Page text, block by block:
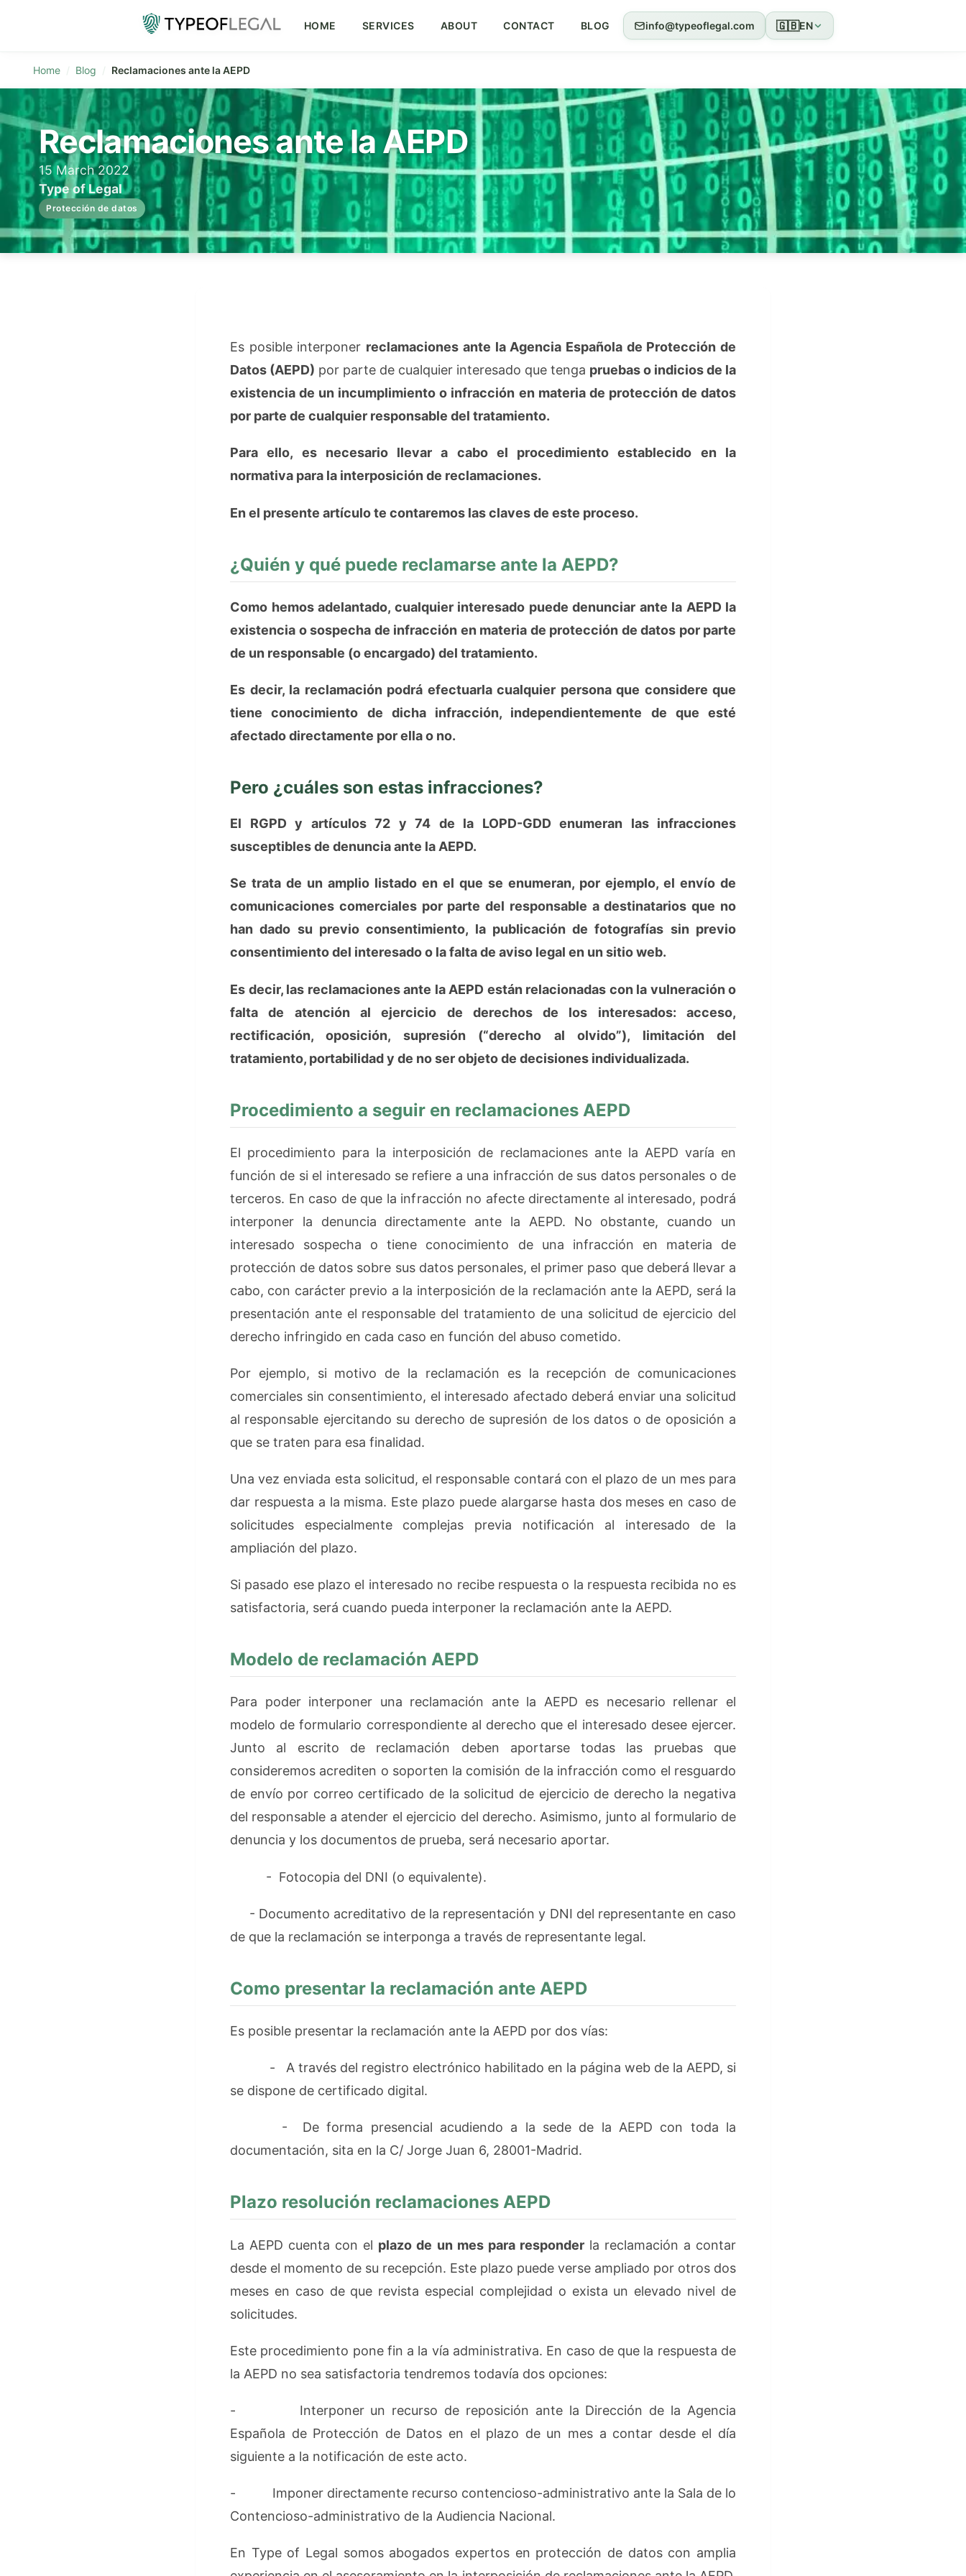
HOME SERVICES ABOUT CONTACT BLOG info@typeoflegal.com 🇬🇧EN
Home Blog Reclamaciones ante la AEPD
Reclamaciones ante la AEPD
15 March 2022
Type of Legal
Protección de datos
Es posible interponer reclamaciones ante la Agencia Española de Protección de
Datos (AEPD) por parte de cualquier interesado que tenga pruebas o indicios de la
existencia de un incumplimiento o infracción en materia de protección de datos
por parte de cualquier responsable del tratamiento.
Para ello, es necesario llevar a cabo el procedimiento establecido en la
normativa para la interposición de reclamaciones.
En el presente artículo te contaremos las claves de este proceso.
¿Quién y qué puede reclamarse ante la AEPD?
Como hemos adelantado, cualquier interesado puede denunciar ante la AEPD la
existencia o sospecha de infracción en materia de protección de datos por parte
de un responsable (o encargado) del tratamiento.
Es decir, la reclamación podrá efectuarla cualquier persona que considere que
tiene conocimiento de dicha infracción, independientemente de que esté
afectado directamente por ella o no.
Pero ¿cuáles son estas infracciones?
El RGPD y artículos 72 y 74 de la LOPD-GDD enumeran las infracciones
susceptibles de denuncia ante la AEPD.
Se trata de un amplio listado en el que se enumeran, por ejemplo, el envío de
comunicaciones comerciales por parte del responsable a destinatarios que no
han dado su previo consentimiento, la publicación de fotografías sin previo
consentimiento del interesado o la falta de aviso legal en un sitio web.
Es decir, las reclamaciones ante la AEPD están relacionadas con la vulneración o
falta de atención al ejercicio de derechos de los interesados: acceso,
rectificación, oposición, supresión (“derecho al olvido”), limitación del
tratamiento, portabilidad y de no ser objeto de decisiones individualizada.
Procedimiento a seguir en reclamaciones AEPD
El procedimiento para la interposición de reclamaciones ante la AEPD varía en
función de si el interesado se refiere a una infracción de sus datos personales o de
terceros. En caso de que la infracción no afecte directamente al interesado, podrá
interponer la denuncia directamente ante la AEPD. No obstante, cuando un
interesado sospecha o tiene conocimiento de una infracción en materia de
protección de datos sobre sus datos personales, el primer paso que deberá llevar a
cabo, con carácter previo a la interposición de la reclamación ante la AEPD, será la
presentación ante el responsable del tratamiento de una solicitud de ejercicio del
derecho infringido en cada caso en función del abuso cometido.
Por ejemplo, si motivo de la reclamación es la recepción de comunicaciones
comerciales sin consentimiento, el interesado afectado deberá enviar una solicitud
al responsable ejercitando su derecho de supresión de los datos o de oposición a
que se traten para esa finalidad.
Una vez enviada esta solicitud, el responsable contará con el plazo de un mes para
dar respuesta a la misma. Este plazo puede alargarse hasta dos meses en caso de
solicitudes especialmente complejas previa notificación al interesado de la
ampliación del plazo.
Si pasado ese plazo el interesado no recibe respuesta o la respuesta recibida no es
satisfactoria, será cuando pueda interponer la reclamación ante la AEPD.
Modelo de reclamación AEPD
Para poder interponer una reclamación ante la AEPD es necesario rellenar el
modelo de formulario correspondiente al derecho que el interesado desee ejercer.
Junto al escrito de reclamación deben aportarse todas las pruebas que
consideremos acrediten o soporten la comisión de la infracción como el resguardo
de envío por correo certificado de la solicitud de ejercicio de derecho la negativa
del responsable a atender el ejercicio del derecho. Asimismo, junto al formulario de
denuncia y los documentos de prueba, será necesario aportar.
- Fotocopia del DNI (o equivalente).
- Documento acreditativo de la representación y DNI del representante en caso
de que la reclamación se interponga a través de representante legal.
Como presentar la reclamación ante AEPD
Es posible presentar la reclamación ante la AEPD por dos vías:
- A través del registro electrónico habilitado en la página web de la AEPD, si
se dispone de certificado digital.
- De forma presencial acudiendo a la sede de la AEPD con toda la
documentación, sita en la C/ Jorge Juan 6, 28001-Madrid.
Plazo resolución reclamaciones AEPD
La AEPD cuenta con el plazo de un mes para responderla reclamación a contar
desde el momento de su recepción. Este plazo puede verse ampliado por otros dos
meses en caso de que revista especial complejidad o exista un elevado nivel de
solicitudes.
Este procedimiento pone fin a la vía administrativa. En caso de que la respuesta de
la AEPD no sea satisfactoria tendremos todavía dos opciones:
- Interponer un recurso de reposición ante la Dirección de la Agencia
Española de Protección de Datos en el plazo de un mes a contar desde el día
siguiente a la notificación de este acto.
- Imponer directamente recurso contencioso-administrativo ante la Sala de lo
Contencioso-administrativo de la Audiencia Nacional.
En Type of Legal somos abogados expertos en protección de datos con amplia